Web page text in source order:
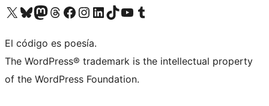
Visita nuestra cuenta de X (anteriormente Twitter)
Visita nuestra cuenta de Bluesky
Visita nuestra cuenta de Mastodon
Visita nuestra cuenta de Threads
Visita nuestra página de Facebook
Visita nuestra cuenta de Instagram
Visita nuestra cuenta de LinkedIn
Visita nuestra cuenta de TikTok
Visita nuestro canal de YouTube
Visita nuestra cuenta de Tumblr
El código es poesía.
The WordPress® trademark is the intellectual property
of the WordPress Foundation.